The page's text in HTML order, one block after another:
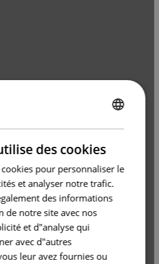
des cookies
pour personnaliser le
et analyser notre trafic.
des informations
de notre site avec nos
et d"analyse qui
avec d"autres
leur avez fournies ou